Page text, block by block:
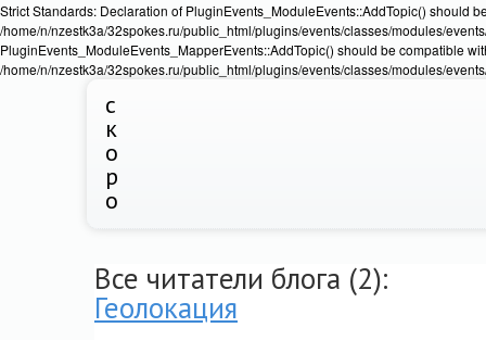
Strict Standards: Declaration of PluginEvents_ModuleEvents::AddTopic() should
/home/n/nzestk3a/32spokes.ru/public_html/plugins/events/classes/modules/
PluginEvents_ModuleEvents_MapperEvents::AddTopic() should be compatible
/home/n/nzestk3a/32spokes.ru/public_html/plugins/events/classes/modules/
с
к
о
р
о
Все читатели блога (2):
Геолокация